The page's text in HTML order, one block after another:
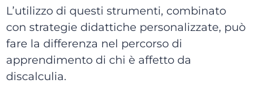
L’utilizzo di questi strumenti, combinato
con strategie didattiche personalizzate, può
fare la differenza nel percorso di
apprendimento di chi è affetto da
discalculia.